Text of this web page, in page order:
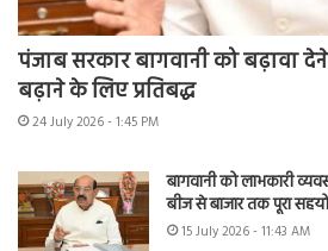
पंजाब सरकार बागवानी को बढ़ावा
बढ़ाने के लिए प्रतिबद्ध
24 July 2026 - 1:45 PM
बागवानी को लाभकारी
बीज से बाजार तक पूरा
15 July 2026 - 11:43 AM